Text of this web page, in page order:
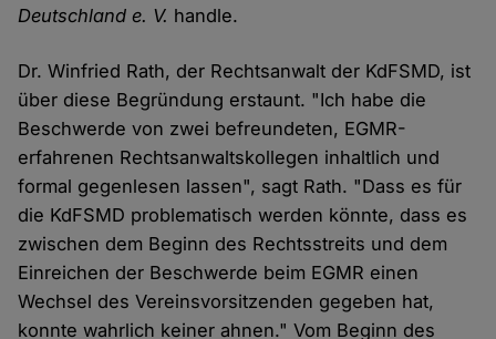
Deutschland e. V. handle.
Dr. Winfried Rath, der Rechtsanwalt der KdFSMD, ist
über diese Begründung erstaunt. "Ich habe die
Beschwerde von zwei befreundeten, EGMR-
erfahrenen Rechtsanwaltskollegen inhaltlich und
formal gegenlesen lassen", sagt Rath. "Dass es für
die KdFSMD problematisch werden könnte, dass es
zwischen dem Beginn des Rechtsstreits und dem
Einreichen der Beschwerde beim EGMR einen
Wechsel des Vereinsvorsitzenden gegeben hat,
konnte wahrlich keiner ahnen." Vom Beginn des